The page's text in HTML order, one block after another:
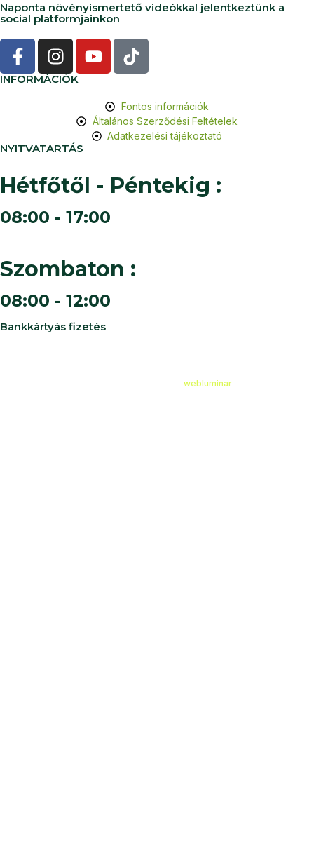
Naponta növényismertető videókkal jelentkeztünk a
social platformjainkon
INFORMÁCIÓK
Fontos információk
Általános Szerződési Feltételek
Adatkezelési tájékoztató
NYITVATARTÁS
Hétfőtől - Péntekig :
08:00 - 17:00
Szombaton :
08:00 - 12:00
Bankkártyás fizetés
webluminar